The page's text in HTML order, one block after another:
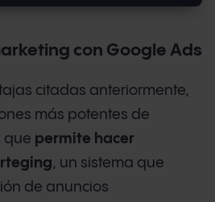
con Google Ads
citadas anteriormente,
más potentes de
que permite hacer
, un sistema que
de anuncios